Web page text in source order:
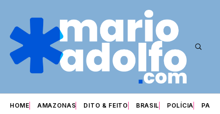
HOME AMAZONAS DITO & FEITO BRASIL POLÍCIA